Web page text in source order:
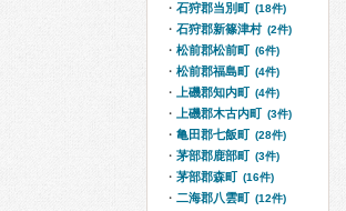
石狩郡当別町 (18件)
石狩郡新篠津村 (2件)
松前郡松前町 (6件)
松前郡福島町 (4件)
上磯郡知内町 (4件)
上磯郡木古内町 (3件)
亀田郡七飯町 (28件)
茅部郡鹿部町 (3件)
茅部郡森町 (16件)
二海郡八雲町 (12件)